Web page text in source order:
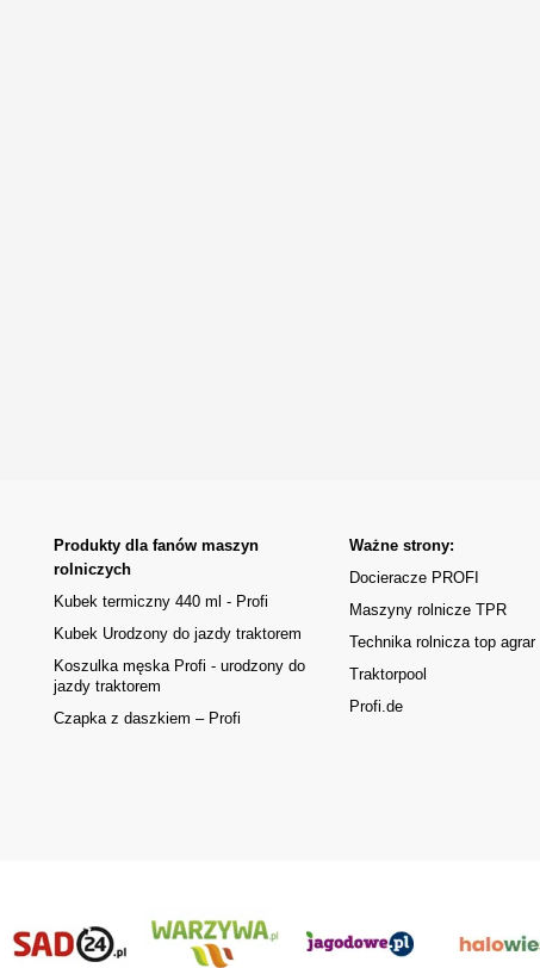
Produkty dla fanów maszyn
rolniczych
Kubek termiczny 440 ml - Profi
Kubek Urodzony do jazdy traktorem
Koszulka męska Profi - urodzony do
jazdy traktorem
Czapka z daszkiem – Profi
Ważne strony:
Docieracze PROFI
Maszyny rolnicze TPR
Technika rolnicza top agrar
Traktorpool
Profi.de